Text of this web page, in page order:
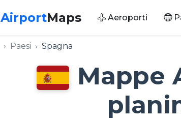
AirportMaps Aeroporti
Paesi Spagna
Mappe